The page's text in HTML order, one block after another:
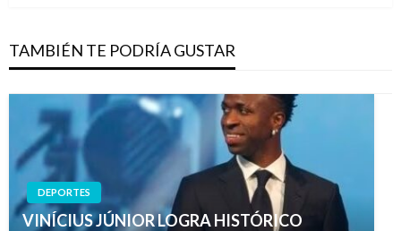
TAMBIÉN TE PODRÍA GUSTAR
DEPORTES
VINÍCIUS JÚNIOR LOGRA HISTÓRICO